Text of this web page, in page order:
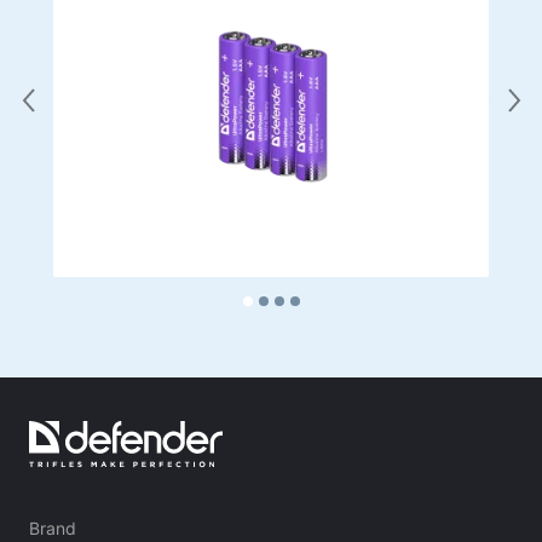
Podne vješalice za odjeću
Testirajte proizvode
Brand